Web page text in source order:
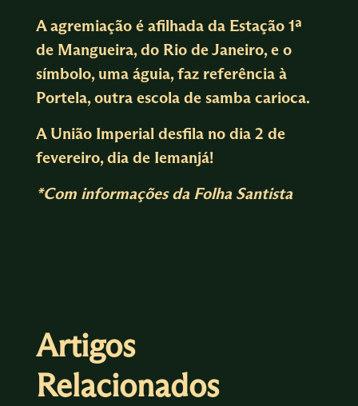
A agremiação é afilhada da Estação 1ª
de Mangueira, do Rio de Janeiro, e o
símbolo, uma águia, faz referência à
Portela, outra escola de samba carioca.
A União Imperial desfila no dia 2 de
fevereiro, dia de Iemanjá!
*Com informações da Folha Santista
Artigos
Relacionados